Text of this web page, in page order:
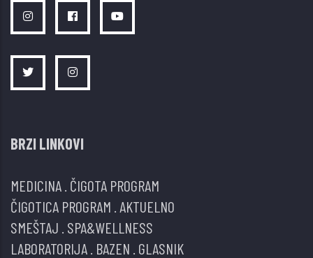
BRZI LINKOVI
MEDICINA ČIGOTA PROGRAM
ČIGOTICA PROGRAM AKTUELNO
SMEŠTAJ SPA&WELLNESS
LABORATORIJA BAZEN GLASNIK